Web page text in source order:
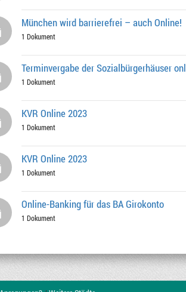
München wird barrierefrei – auch Online!
1 Dokument
Terminvergabe der Sozialbürgerhäuser
1 Dokument
KVR Online 2023
1 Dokument
KVR Online 2023
1 Dokument
Online-Banking für das BA Girokonto
1 Dokument